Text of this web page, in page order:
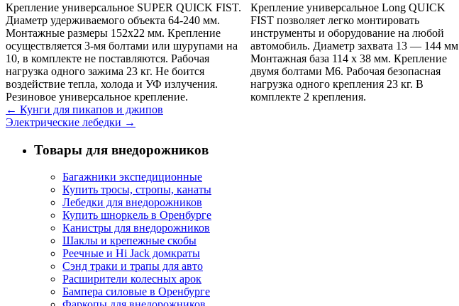
Крепление универсальное SUPER QUICK FIST.
Диаметр удерживаемого объекта 64-240 мм.
Монтажные размеры 152х22 мм. Крепление
осуществляется 3-мя болтами или шурупами на
10, в комплекте не поставляются. Рабочая
нагрузка одного зажима 23 кг. Не боится
воздействие тепла, холода и УФ излучения.
Резиновое универсальное крепление.
Крепление универсальное Long QUICK
FIST позволяет легко монтировать
инструменты и оборудование на любой
автомобиль. Диаметр захвата 13 — 144 мм
Монтажная база 114 х 38 мм. Крепление
двумя болтами М6. Рабочая безопасная
нагрузка одного крепления 23 кг. В
комплекте 2 крепления.
← Кунги для пикапов и джипов
Электрические лебедки →
Товары для внедорожников
Багажники экспедиционные
Купить тросы, стропы, канаты
Лебедки для внедорожников
Купить шноркель в Оренбурге
Канистры для внедорожников
Шаклы и крепежные скобы
Реечные и Hi Jack домкраты
Сэнд траки и трапы для авто
Расширители колесных арок
Бампера силовые в Оренбурге